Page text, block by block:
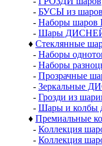
- БУСЫ из шаров
- Наборы
- Шары
♦ Стеклянные
- Наборы
- Наборы
- Прозрачные
- Зеркальные
- Грозди из
- Шары и колбы
♦ Премиальные
- Коллекция
- Коллекция